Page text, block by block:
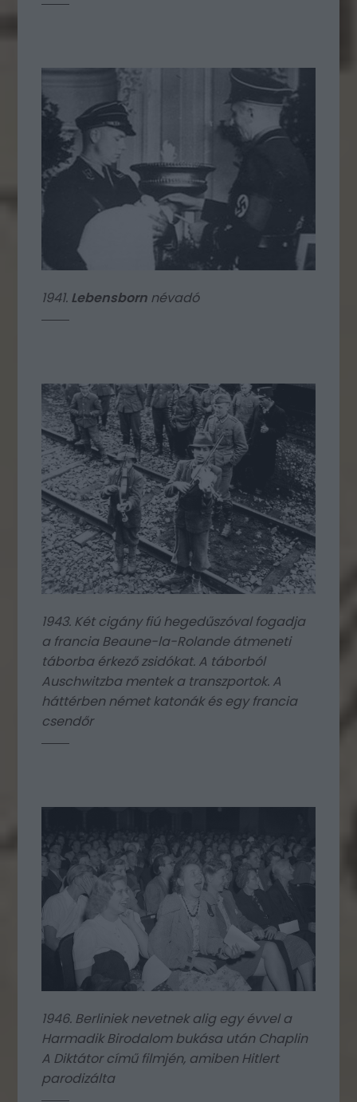
1941. Lebensborn névadó
1943. Két cigány fiú hegedűszóval fogadja
a francia Beaune-la-Rolande átmeneti
táborba érkező zsidókat. A táborból
Auschwitzba mentek a transzportok. A
háttérben német katonák és egy francia
csendőr
1946. Berliniek nevetnek alig egy évvel a
Harmadik Birodalom bukása után Chaplin
A Diktátor című filmjén, amiben Hitlert
parodizálta